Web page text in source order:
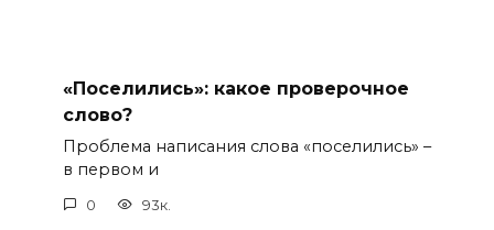
«Поселились»: какое проверочное
слово?
Проблема написания слова «поселились» –
в первом и
0 93к.